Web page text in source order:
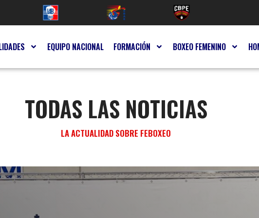
EQUIPO NACIONAL FORMACIÓN BOXEO FEMENINO
TODAS LAS NOTICIAS
LA ACTUALIDAD SOBRE FEBOXEO